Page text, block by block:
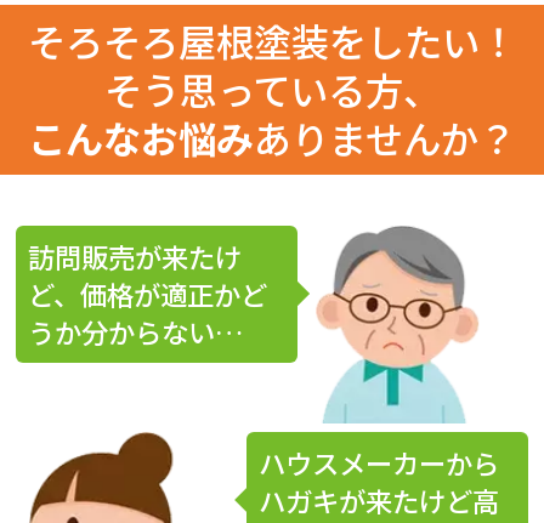
そろそろ屋根塗装をしたい！
そう思っている方、
こんなお悩みありませんか？
訪問販売が来たけ
ど、価格が適正かど
うか分からない…
ハウスメーカーから
ハガキが来たけど高